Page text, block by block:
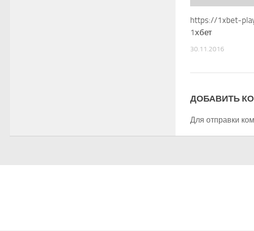
https://1xbet-
1хбет
30.11.2016
ДОБАВИТЬ
Для отправки